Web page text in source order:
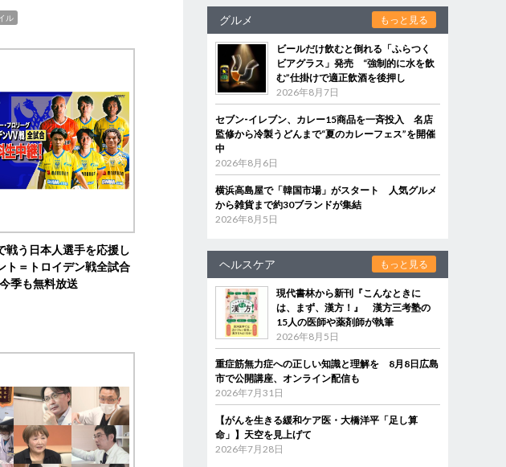
ル
戦う日本人選手を応援し
＝トロイデン戦全試合
季も無料放送
グルメ もっと見る
ビールだけ飲むと倒れる「ふらつく
ビアグラス」発売 “強制的に水を飲
む”仕掛けで適正飲酒を後押し
2026年8月7日
セブン‐イレブン、カレー15商品を一斉投入 名店
監修から冷製うどんまで“夏のカレーフェス”を開催
中
2026年8月6日
横浜高島屋で「韓国市場」がスタート 人気グルメ
から雑貨まで約30ブランドが集結
2026年8月5日
ヘルスケア もっと見る
現代書林から新刊『こんなときに
は、まず、漢方！』 漢方三考塾の
15人の医師や薬剤師が執筆
2026年8月5日
重症筋無力症への正しい知識と理解を 8月8日広島
市で公開講座、オンライン配信も
2026年7月31日
【がんを生きる緩和ケア医・大橋洋平「足し算
命」】天空を見上げて
2026年7月28日